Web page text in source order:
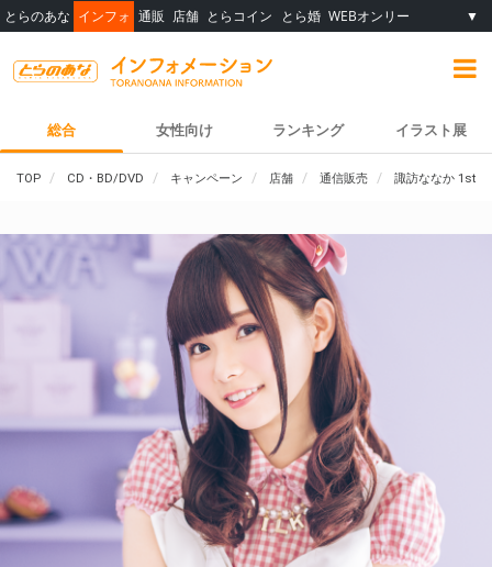
とらのあな インフォ 通販 店舗 とらコイン とら婚 WEBオンリー ▼
総合 女性向け ランキング イラスト展
TOP CD・BD/DVD キャンペーン 店舗 通信販売 諏訪ななか 1st